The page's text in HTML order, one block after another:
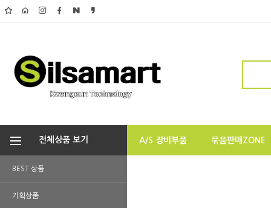
전체상품 보기 A/S 장비부품 묶음판매ZONE
BEST 상품
기획상품